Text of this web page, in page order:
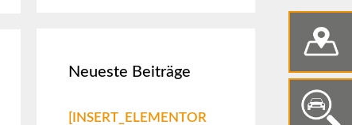
Neueste Beiträge
[INSERT_ELEMENTOR